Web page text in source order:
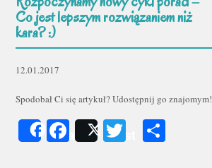
Co jest lepszym rozwiązaniem niż
kara? :)
12.01.2017
Spodobał Ci się artykuł? Udostępnij go znajomym!
ShareFacebook
Post Twitter